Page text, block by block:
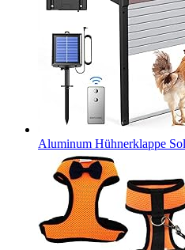
Aluminum Hühnerklappe